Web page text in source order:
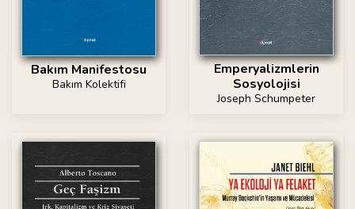
Bakım Manifestosu
Bakım Kolektifi
Emperyalizmlerin
Sosyolojisi
Joseph Schumpeter